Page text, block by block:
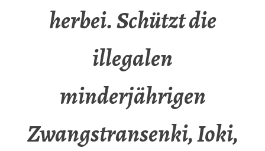
herbei. Schützt die
illegalen
minderjährigen
Zwangstransenki, Ioki,